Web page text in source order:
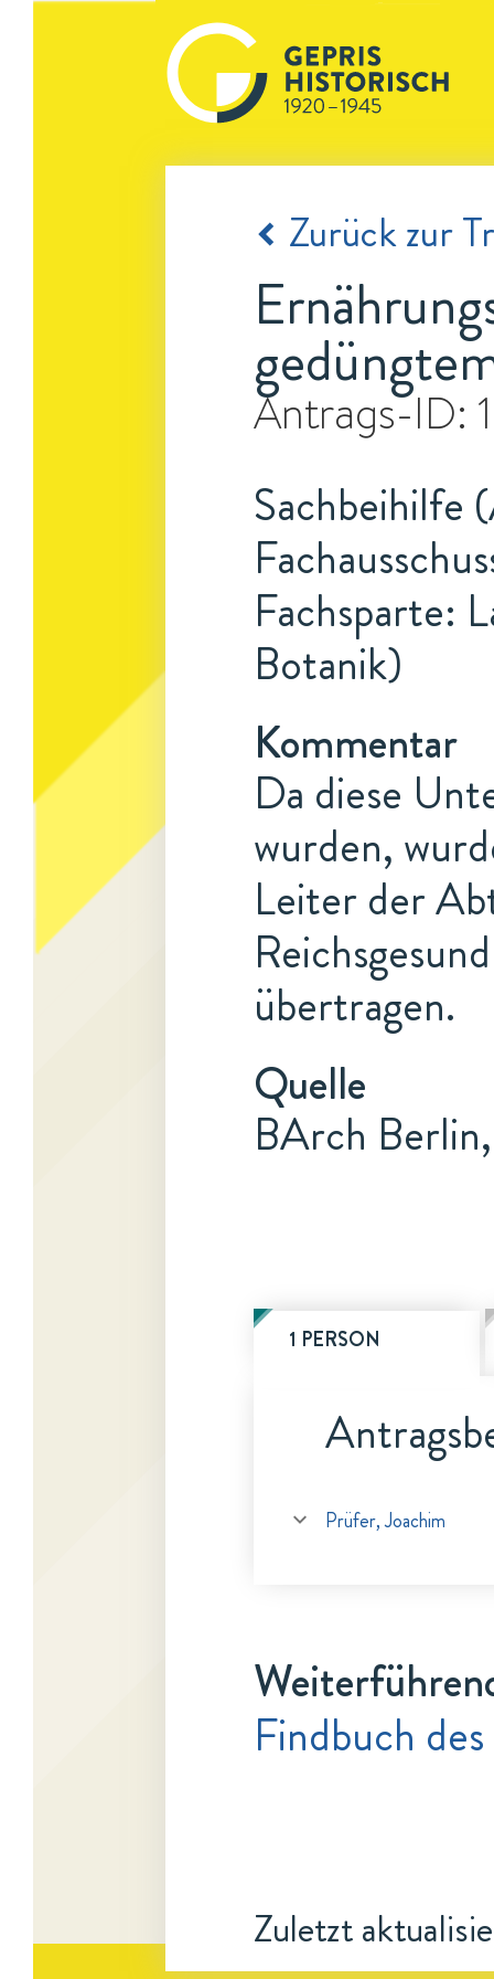
Zurück zur
Antrags-ID:
Sachbeihilfe
Fachsparte:
Botanik)
Kommentar
Da diese
wurden,
Leiter der
übertragen.
Quelle
BArch
1 PERSON
Prüfer, Joachim
Findbuch
Zuletzt